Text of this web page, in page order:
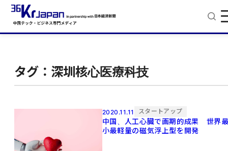
タグ：深圳核心医療科技
2020.11.11 スタートアップ
中国、人工心臓で画期的成果 世界
小最軽量の磁気浮上型を開発